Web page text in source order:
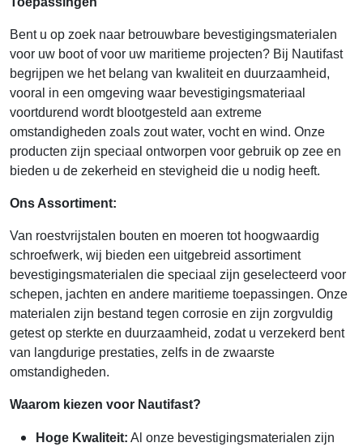
Bent u op zoek naar betrouwbare bevestigingsmaterialen
voor uw boot of voor uw maritieme projecten? Bij Nautifast
begrijpen we het belang van kwaliteit en duurzaamheid,
vooral in een omgeving waar bevestigingsmateriaal
voortdurend wordt blootgesteld aan extreme
omstandigheden zoals zout water, vocht en wind. Onze
producten zijn speciaal ontworpen voor gebruik op zee en
bieden u de zekerheid en stevigheid die u nodig heeft.
Ons Assortiment:
Van roestvrijstalen bouten en moeren tot hoogwaardig
schroefwerk, wij bieden een uitgebreid assortiment
bevestigingsmaterialen die speciaal zijn geselecteerd voor
schepen, jachten en andere maritieme toepassingen. Onze
materialen zijn bestand tegen corrosie en zijn zorgvuldig
getest op sterkte en duurzaamheid, zodat u verzekerd bent
van langdurige prestaties, zelfs in de zwaarste
omstandigheden.
Waarom kiezen voor Nautifast?
Hoge Kwaliteit: Al onze bevestigingsmaterialen zijn